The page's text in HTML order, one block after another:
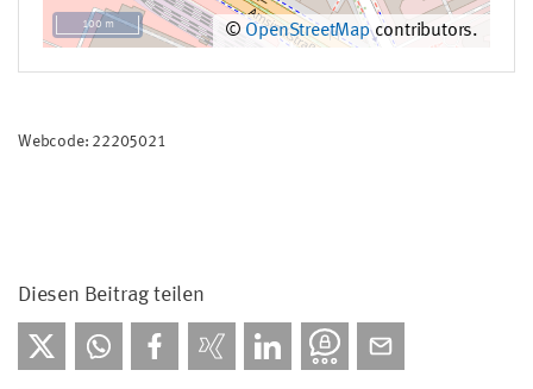
© OpenStreetMapcontributors.
100 m
Webcode: 22205021
Diesen Beitrag teilen